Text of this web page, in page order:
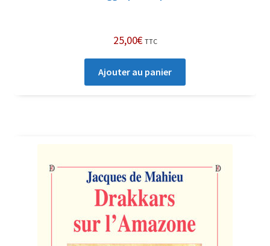
25,00€ TTC
Ajouter au panier